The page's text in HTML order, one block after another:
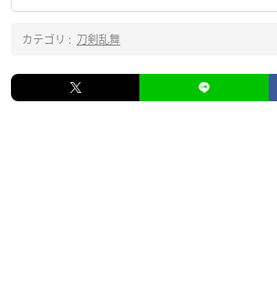
カテゴリ : 刀剣乱舞